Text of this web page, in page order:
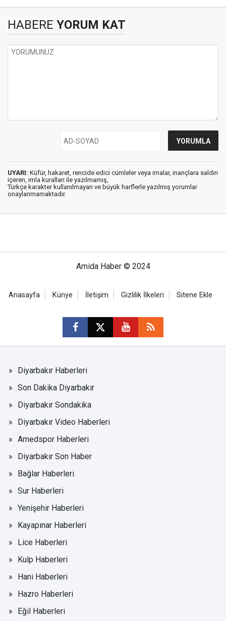
HABERE YORUM KAT
UYARI: Küfür, hakaret, rencide edici cümleler veya imalar, inançlara saldırı
içeren, imla kuralları ile yazılmamış,
Türkçe karakter kullanılmayan ve büyük harflerle yazılmış yorumlar
onaylanmamaktadır.
Amida Haber © 2024
Anasayfa Künye İletişim Gizlilik İlkeleri Sitene Ekle
Diyarbakır Haberleri
Son Dakika Diyarbakır
Diyarbakır Sondakika
Diyarbakır Video Haberleri
Amedspor Haberleri
Diyarbakır Son Haber
Bağlar Haberleri
Sur Haberleri
Yenişehir Haberleri
Kayapınar Haberleri
Lice Haberleri
Kulp Haberleri
Hani Haberleri
Hazro Haberleri
Eğil Haberleri